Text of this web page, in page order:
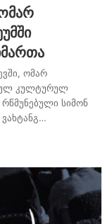
ომარ
კულტურულ
სიმონ